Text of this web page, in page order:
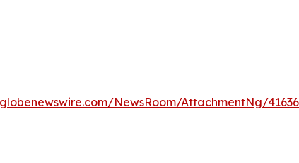
NewsRoom/AttachmentNg/